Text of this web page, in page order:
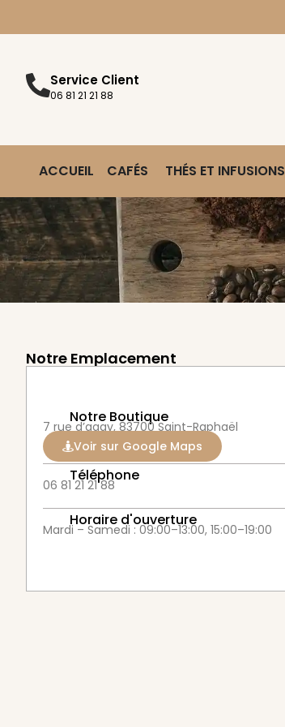
Service Client
06 81 21 21 88
ACCUEIL CAFÉS THÉS ET INFUSIONS
Notre Emplacement
Notre Boutique
7 rue d’agay, 83700 Saint-Raphaël
Voir sur Google Maps
Téléphone
06 81 21 21 88
Horaire d'ouverture
Mardi – Samedi : 09:00–13:00, 15:00–19:00